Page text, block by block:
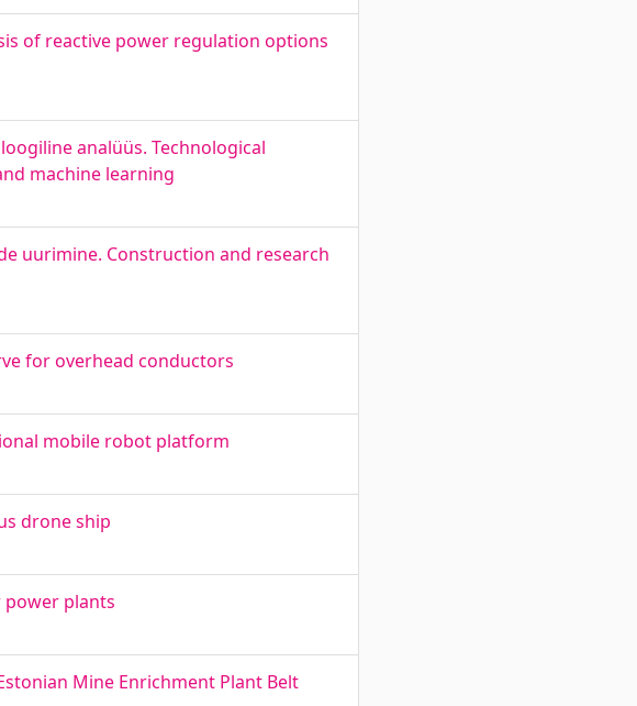
of reactive power regulation options
analüüs. Technological
machine learning
uurimine. Construction and research
for overhead conductors
mobile robot platform
drone ship
power plants
Mine Enrichment Plant Belt